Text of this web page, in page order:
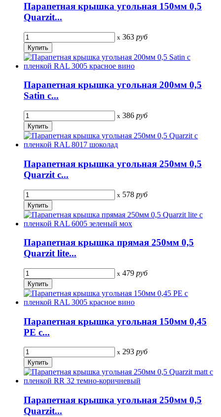
Парапетная крышка угольная 150мм 0,5
Quarzit...
x 363 руб
Парапетная крышка угольная 200мм 0,5
Satin с...
x 386 руб
Парапетная крышка угольная 250мм 0,5
Quarzit с...
x 578 руб
Парапетная крышка прямая 250мм 0,5
Quarzit lite...
x 479 руб
Парапетная крышка угольная 150мм 0,45
PE с...
x 293 руб
Парапетная крышка угольная 250мм 0,5
Quarzit...